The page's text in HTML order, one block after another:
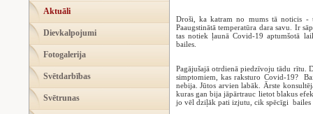
Aktuāli
Dievkalpojumi
Fotogalerija
Svētdarbības
Svētrunas
Droši, ka katram no mums tā noticis -
Paaugstinātā temperatūra dara savu. Ir
tas notiek ļaunā Covid-19 aptumšotā
bailes.
Pagājušajā otrdienā piedzīvoju tādu rītu.
simptomiem, kas raksturo Covid-19?
nebija. Jūtos arvien labāk. Ārste
kuras gan bija jāpārtrauc lietot blakus
jo vēl dziļāk pati izjutu, cik spēcīgi bailes